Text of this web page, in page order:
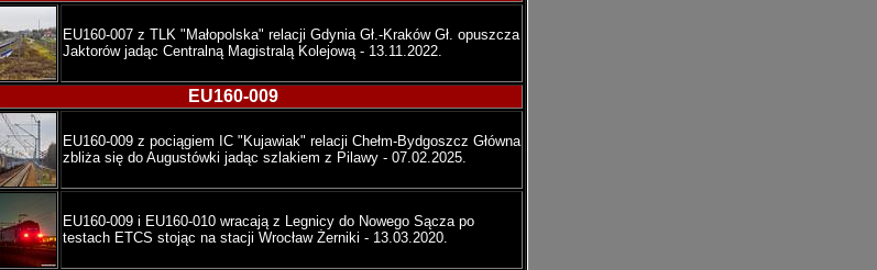
EU160-007 z TLK "Małopolska" relacji Gdynia Gł.-Kraków Gł. opuszcza
Jaktorów jadąc Centralną Magistralą Kolejową - 13.11.2022.
EU160-009
EU160-009 z pociągiem IC "Kujawiak" relacji Chełm-Bydgoszcz Główna
zbliża się do Augustówki jadąc szlakiem z Pilawy - 07.02.2025.
EU160-009 i EU160-010 wracają z Legnicy do Nowego Sącza po
testach ETCS stojąc na stacji Wrocław Żerniki - 13.03.2020.